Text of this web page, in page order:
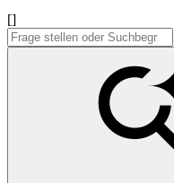
[]